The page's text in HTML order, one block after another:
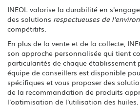
INEOL valorise la durabilité en
des solutions respectueuses de
compétitifs.
En plus de la vente et de la collecte,
son approche personnalisée qui tient
particularités de chaque établissement
équipe de conseillers est disponible
spécifiques et vous proposer des
de la recommandation de produits
l'optimisation de l'utilisation des